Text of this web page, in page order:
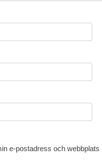
e-postadress och